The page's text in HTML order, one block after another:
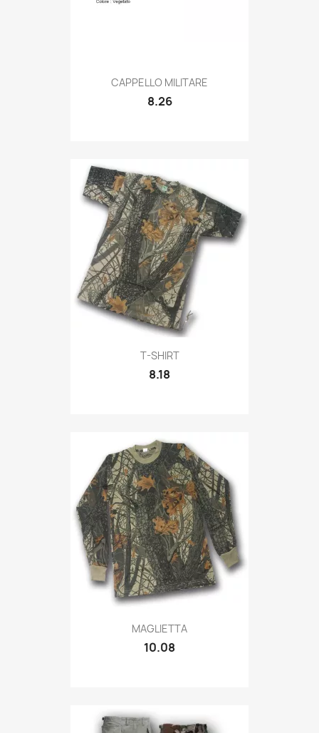
Quick view
CAPPELLO MILITARE
8.26
Quick view
T-SHIRT
8.18
Quick view
MAGLIETTA
10.08